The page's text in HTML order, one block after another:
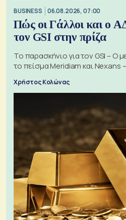
BUSINESS 06.08.2026, 07:00
Πώς οι Γάλλοι και ο
τον GSI στην πρίζα
Το παρασκήνιο για τον GSI – Ο
το πείσμα Meridiam και
Χρήστος Κολώνας